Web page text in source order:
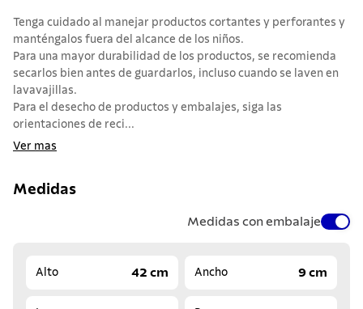
Tenga cuidado al manejar productos cortantes y perforantes y
manténgalos fuera del alcance de los niños.
Para una mayor durabilidad de los productos, se recomienda
secarlos bien antes de guardarlos, incluso cuando se laven en
lavavajillas.
Para el desecho de productos y embalajes, siga las
orientaciones de reci...
Ver mas
Medidas
Medidas con embalaje
Alto 42 cm Ancho 9 cm